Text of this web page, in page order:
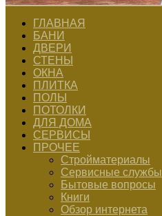
ГЛАВНАЯ
БАНИ
ДВЕРИ
СТЕНЫ
ОКНА
ПЛИТКА
ПОЛЫ
ПОТОЛКИ
ДЛЯ ДОМА
СЕРВИСЫ
ПРОЧЕЕ
Стройматериалы
Сервисные службы
Бытовые вопросы
Книги
Обзор интернета